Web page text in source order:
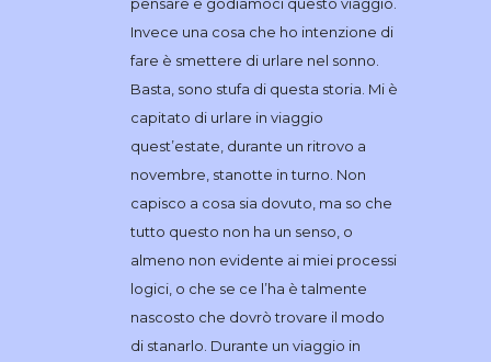
Invece una cosa che ho intenzione di
fare è smettere di urlare nel sonno.
Basta, sono stufa di questa storia. Mi è
capitato di urlare in viaggio
quest’estate, durante un ritrovo a
novembre, stanotte in turno. Non
capisco a cosa sia dovuto, ma so che
tutto questo non ha un senso, o
almeno non evidente ai miei processi
logici, o che se ce l’ha è talmente
nascosto che dovrò trovare il modo
di stanarlo. Durante un viaggio in